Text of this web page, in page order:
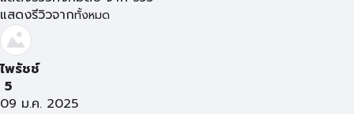
แสดงรีวิวจากทั้งหมด
ไพรัชช์
5
09 ม.ค. 2025